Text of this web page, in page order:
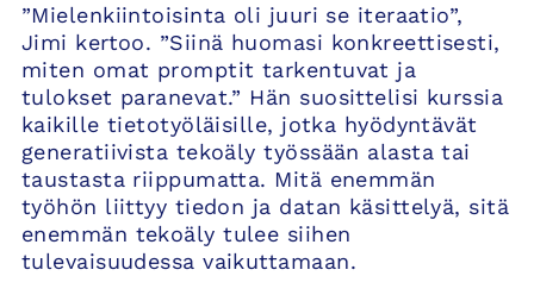
”Mielenkiintoisinta oli juuri se iteraatio”,
Jimi kertoo. ”Siinä huomasi konkreettisesti,
miten omat promptit tarkentuvat ja
tulokset paranevat.” Hän suosittelisi kurssia
kaikille tietotyöläisille, jotka hyödyntävät
generatiivista tekoäly työssään alasta tai
taustasta riippumatta. Mitä enemmän
työhön liittyy tiedon ja datan käsittelyä, sitä
enemmän tekoäly tulee siihen
tulevaisuudessa vaikuttamaan.